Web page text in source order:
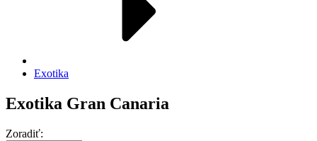
Exotika
Exotika Gran Canaria
Zoradiť: